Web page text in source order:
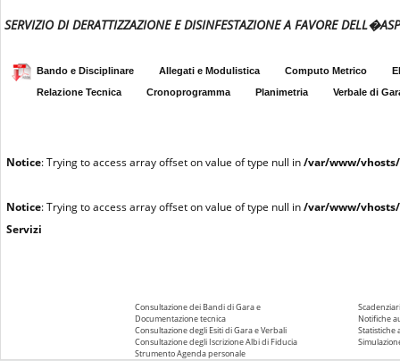
SERVIZIO DI DERATTIZZAZIONE E DISINFESTAZIONE A FAVORE
Bando e Disciplinare Allegati e Modulistica Computo Metrico
Relazione Tecnica
Cronoprogramma Planimetria Verbale di
Notice: Trying to access array offset on value of type null in/var/www/
Notice: Trying to access array offset on value of type null in/var/www/
Servizi
Consultazione dei Bandi di Gara e
Documentazione tecnica
Consultazione degli Esiti di Gara e Verbali
Consultazione degli Iscrizione Albi di Fiducia
Strumento Agenda personale
Notifiche
Statistiche